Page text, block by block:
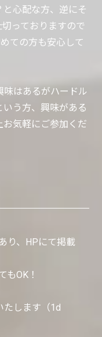
心配な方、逆にそ
っておりますので
ての方も安心して
味はあるがハードル
う方、興味がある
気軽にご参加くだ
り、HPにて掲載
もOK！
たします（1d